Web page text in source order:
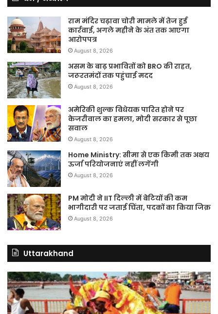
राम मंदिर चढ़ावा चोरी मामले में तेज हुई
कार्रवाई, अगले महीने के अंत तक आएगा
आरोपपत्र
August 8, 2026
असम के बाढ़ प्रभावितों को BRO की राहत,
जरूरतमंदों तक पहुंचाई मदद
August 8, 2026
अमेरिकी शुल्क विधेयक पारित होने पर
केजरीवाल का हमला, मोदी सरकार से पूछा
सवाल
August 8, 2026
Home Ministry: सीमा से एक किमी तक अक्षय
ऊर्जा परियोजनाएं नहीं लगेंगी
August 8, 2026
PM मोदी ने IIT दिल्ली में बेटियों की कम
भागीदारी पर जताई चिंता, पदकों का किया जिक्र
August 8, 2026
Uttarakhand